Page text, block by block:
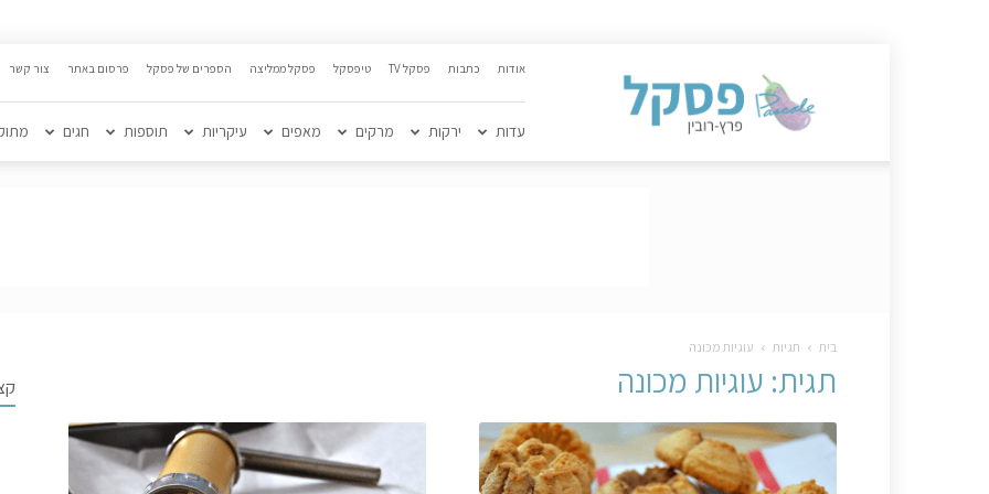
הקולינרי
פסקל
אודות כתבות פסקל TV טיפסקל פסקל ממליצה הספרים של פסקל פרסום באתר צור קשר
עדות ירקות מרקים מאפים עיקריות תוספות חגים
בית תגיות עוגיות מכונה
תגית: עוגיות מכונה